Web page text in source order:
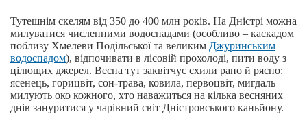
Тутешнім скелям від 350 до 400 млн років. На Дністрі можна
милуватися численними водоспадами (особливо – каскадом
поблизу Хмелеви Подільської та великим Джуринським
водоспадом), відпочивати в лісовій прохолоді, пити воду з
цілющих джерел. Весна тут заквітчує схили рано й рясно:
ясенець, горицвіт, сон-трава, ковила, первоцвіт, мигдаль
милують око кожного, хто наважиться на кілька весняних
днів зануритися у чарівний світ Дністровського каньйону.